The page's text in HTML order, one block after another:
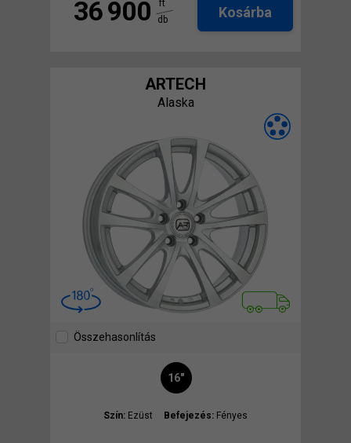
36 900
ft
db
Kosárba
ARTECH
Alaska
Összehasonlítás
16"
Szín: Ezüst Befejezés: Fényes